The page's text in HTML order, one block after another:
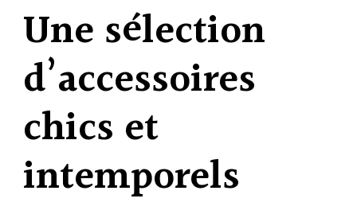
Une sélection
d’accessoires
chics et
intemporels